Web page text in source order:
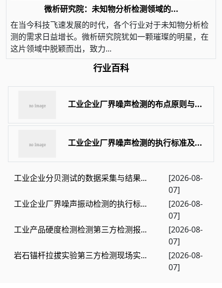
微析研究院：未知物分析检测领域的...
在当今科技飞速发展的时代，各个行业对于未知物分析检
测的需求日益增长。微析研究院犹如一颗璀璨的明星，在
这片领域中脱颖而出，致力...
行业百科
工业企业厂界噪声检测的布点原则与...
工业企业厂界噪声检测的执行标准及...
工业企业分贝测试的数据采集与结果...
[2026-08-
07]
工业企业厂界噪声振动检测的执行标...
[2026-08-
07]
工业产品硬度检测检测第三方检测报...
[2026-08-
07]
岩石锚杆拉拔实验第三方检测现场实...
[2026-08-
07]